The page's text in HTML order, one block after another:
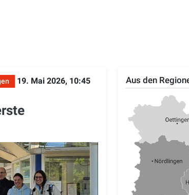
19. Mai 2026, 10:45
Aus den